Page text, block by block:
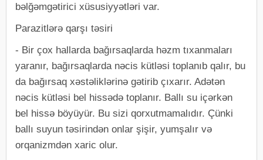
bəlğəmgətirici xüsusiyyətləri var.
Parazitlərə qarşı təsiri
- Bir çox hallarda bağırsaqlarda həzm tıxanmaları
yaranır, bağırsaqlarda nəcis kütləsi toplanıb qalır, bu
da bağırsaq xəstəliklərinə gətirib çıxarır. Adətən
nəcis kütləsi bel hissədə toplanır. Ballı su içərkən
bel hissə böyüyür. Bu sizi qorxutmamalıdır. Çünki
ballı suyun təsirindən onlar şişir, yumşalır və
orqanizmdən xaric olur.